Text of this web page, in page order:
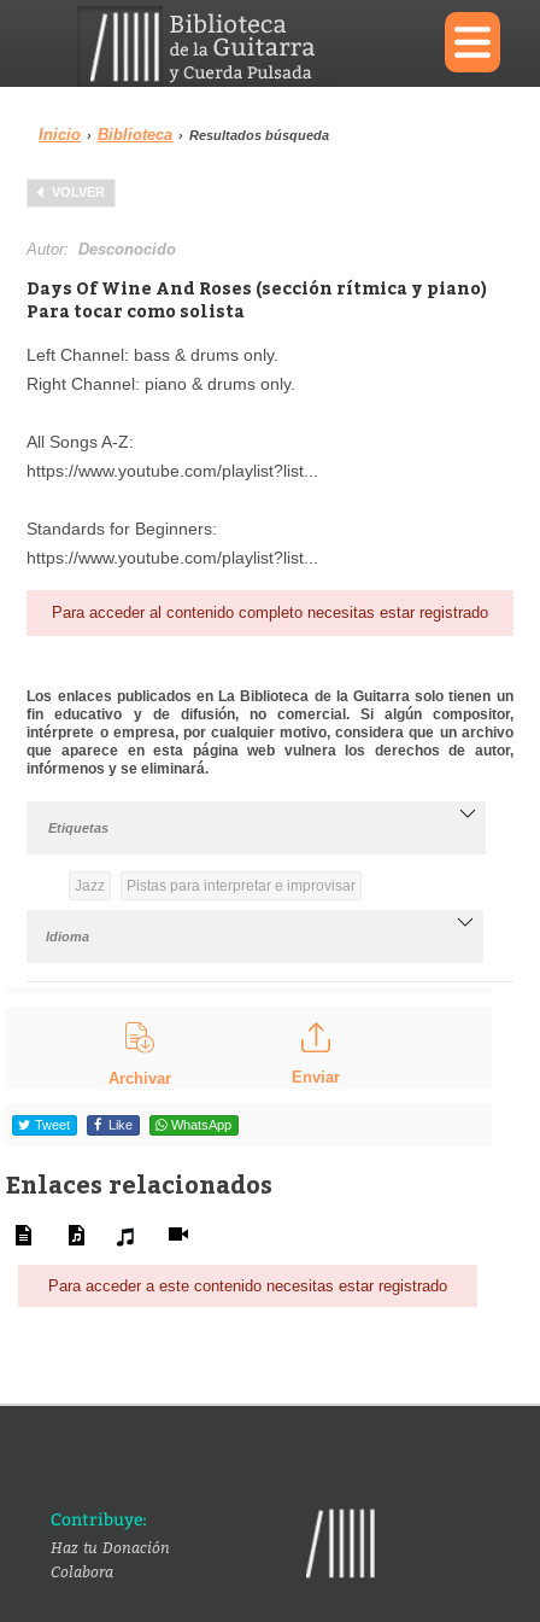
×
Menu
Biblioteca
Inicio › Biblioteca › Resultados búsqueda
VOLVER
Autor:Desconocido
Days Of Wine And Roses (sección rítmica y piano)
Para tocar como solista
Left Channel: bass & drums only.
Right Channel: piano & drums only.
All Songs A-Z:
https://www.youtube.com/playlist?list...
Standards for Beginners:
https://www.youtube.com/playlist?list...
Para acceder al contenido completo necesitas estar registrado
Los enlaces publicados en La Biblioteca de la Guitarra solo tienen un
fin educativo y de difusión, no comercial. Si algún compositor,
intérprete o empresa, por cualquier motivo, considera que un archivo
que aparece en esta página web vulnera los derechos de autor,
infórmenos y se eliminará.
Etiquetas
Jazz Pistas para interpretar e improvisar
Idioma
Archivar Enviar
Tweet Like WhatsApp
Enlaces relacionados
Para acceder a este contenido necesitas estar registrado
Contribuye:
Haz tu Donación
Colabora